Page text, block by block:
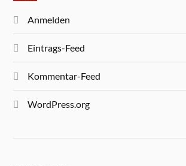
Anmelden
Eintrags-Feed
Kommentar-Feed
WordPress.org